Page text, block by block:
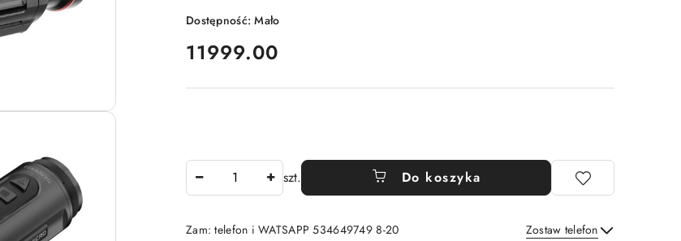
Dostępność:Mało
cena:
11999.00
szt. Do koszyka
Zam: telefon i WATSAPP 534649749 8-20 Zostaw telefon